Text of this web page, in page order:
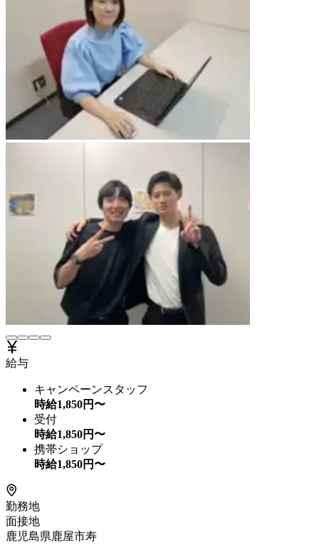
給与
キャンペーンスタッフ
時給1,850円〜
受付
時給1,850円〜
携帯ショップ
時給1,850円〜
勤務地
面接地
鹿児島県鹿屋市寿